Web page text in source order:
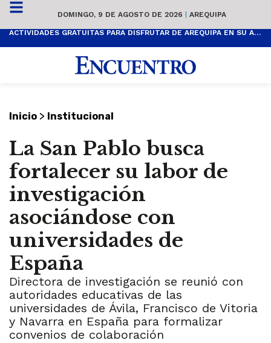
DOMINGO, 9 DE AGOSTO DE 2026 | AREQUIPA
ACTIVIDADES GRATUITAS PARA DISFRUTAR DE AREQUIPA EN SU ANIVERSARIO
Inicio > Institucional
La San Pablo busca
fortalecer su labor de
investigación
asociándose con
universidades de
España
Directora de investigación se reunió con
autoridades educativas de las
universidades de Ávila, Francisco de Vitoria
y Navarra en España para formalizar
convenios de colaboración